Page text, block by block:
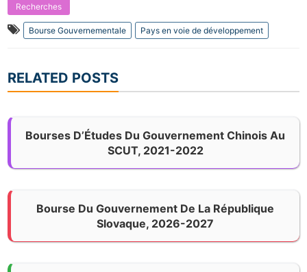
Recherches
Bourse Gouvernementale Pays en voie de développement
RELATED POSTS
Bourses D’Études Du Gouvernement Chinois Au
SCUT, 2021-2022
Bourse Du Gouvernement De La République
Slovaque, 2026-2027